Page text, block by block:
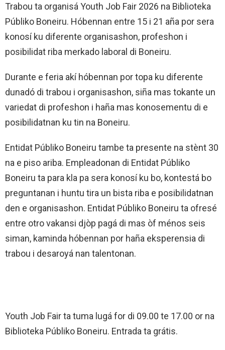
Trabou ta organisá Youth Job Fair 2026 na Biblioteka
Públiko Boneiru. Hóbennan entre 15 i 21 aña por sera
konosí ku diferente organisashon, profeshon i
posibilidat riba merkado laboral di Boneiru.
Durante e feria akí hóbennan por topa ku diferente
dunadó di trabou i organisashon, siña mas tokante un
variedat di profeshon i haña mas konosementu di e
posibilidatnan ku tin na Boneiru.
Entidat Públiko Boneiru tambe ta presente na stènt 30
na e piso ariba. Empleadonan di Entidat Públiko
Boneiru ta para kla pa sera konosí ku bo, kontestá bo
preguntanan i huntu tira un bista riba e posibilidatnan
den e organisashon. Entidat Públiko Boneiru ta ofresé
entre otro vakansi djòp pagá di mas òf ménos seis
siman, kaminda hóbennan por haña eksperensia di
trabou i desaroyá nan talentonan.
Youth Job Fair ta tuma lugá for di 09.00 te 17.00 or na
Biblioteka Públiko Boneiru. Entrada ta grátis.